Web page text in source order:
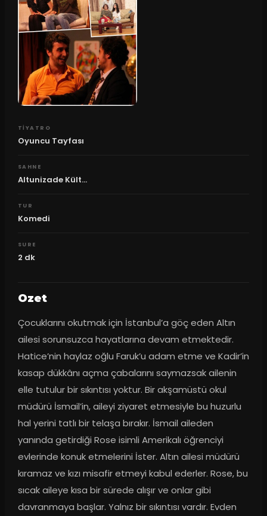
TIYATRO
Oyuncu Tayfası
SAHNE
Altunizade Kült...
TUR
Komedi
SURE
2 dk
Ozet
Çocuklarını okutmak için İstanbul’a göç eden Altın
ailesi sorunsuzca hayatlarına devam etmektedir.
Hatice’nin haylaz oğlu Faruk’u adam etme ve Kadir’in
kasap dükkânı açma çabalarını saymazsak ailenin
elle tutulur bir sıkıntısı yoktur. Bir akşamüstü okul
müdürü İsmail’in, aileyi ziyaret etmesiyle bu huzurlu
hal yerini tatlı bir telaşa bırakır. İsmail aileden
yanında getirdiği Rose isimli Amerikalı öğrenciyi
evlerinde konuk etmelerini İster. Altın ailesi müdürü
kıramaz ve kızı misafir etmeyi kabul ederler. Rose, bu
sıcak aileye kısa bir sürede alışır ve onlar gibi
davranmaya başlar. Yalnız bir sıkıntısı vardır. Evden